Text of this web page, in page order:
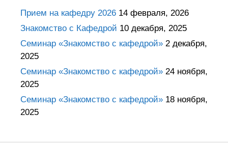
Прием на кафедру 2026 14 февраля, 2026
Знакомство с Кафедрой 10 декабря, 2025
Семинар «Знакомство с кафедрой» 2 декабря,
2025
Семинар «Знакомство с кафедрой» 24 ноября,
2025
Семинар «Знакомство с кафедрой» 18 ноября,
2025